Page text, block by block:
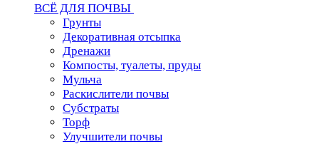
ВСЁ ДЛЯ ПОЧВЫ
Грунты
Декоративная отсыпка
Дренажи
Компосты, туалеты, пруды
Мульча
Раскислители почвы
Субстраты
Торф
Улучшители почвы